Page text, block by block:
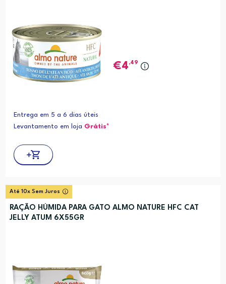
4,49
Entrega em 5 a 6 dias úteis
Levantamento em loja Grátis*
Até 10x Sem Juros
RAÇÃO HÚMIDA PARA GATO ALMO NATURE HFC CAT
JELLY ATUM 6X55GR